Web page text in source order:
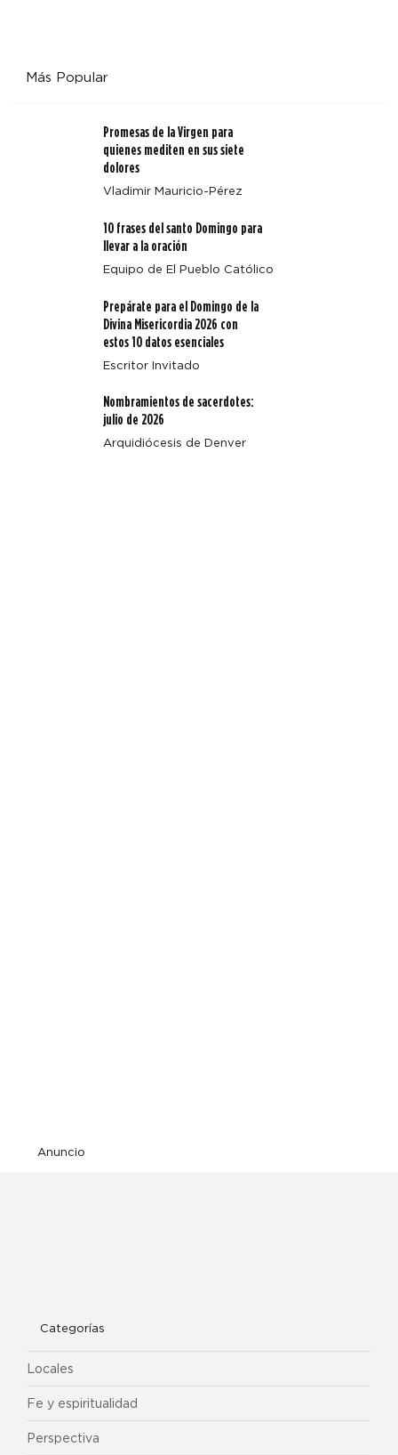
Más Popular
Promesas de la Virgen para
quienes mediten en sus siete
dolores
Vladimir Mauricio-Pérez
10 frases del santo Domingo para
llevar a la oración
Equipo de El Pueblo Católico
Prepárate para el Domingo de la
Divina Misericordia 2026 con
estos 10 datos esenciales
Escritor Invitado
Nombramientos de sacerdotes:
julio de 2026
Arquidiócesis de Denver
Anuncio
Categorías
Locales
Fe y espiritualidad
Perspectiva